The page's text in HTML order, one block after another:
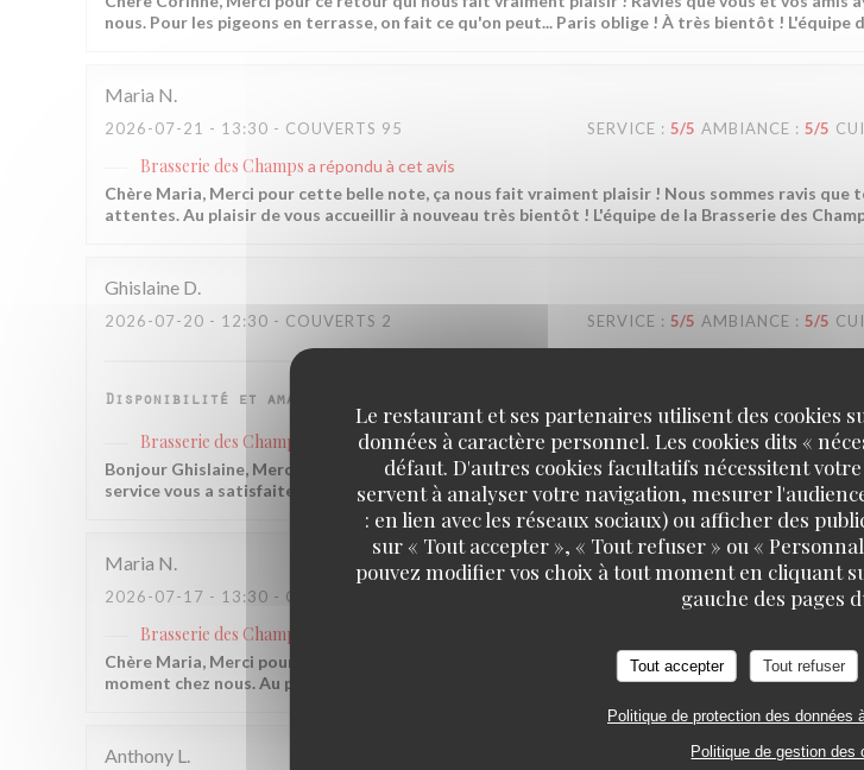
Le restaurant et ses partenaires utilisent des cookies
données à caractère personnel. Les cookies dits «
défaut. D'autres cookies facultatifs nécessitent
servent à analyser votre navigation, mesurer
: en lien avec les réseaux sociaux) ou afficher des
sur « Tout accepter », « Tout refuser » ou «
pouvez modifier vos choix à tout moment en cliquant
gauche des pages
Tout accepter Tout refuser
Politique de protection des données
Politique de gestion des
nous. Pour les pigeons en terrasse, on fait ce qu'on peut... Paris oblige ! À très bientôt ! L'équipe
Maria N
2026-07-21 - 13:30 - COUVERTS 95 SERVICE : 5/5 AMBIANCE : 5/5
Brasserie des Champs a répondu à cet avis
Chère Maria, Merci pour cette belle note, ça nous fait vraiment plaisir ! Nous sommes ravis que
attentes. Au plaisir de vous accueillir à nouveau très bientôt ! L'équipe de la Brasserie des
Ghislaine D
2026-07-20 - 12:30 - COUVERTS 2 SERVICE : 5/5 AMBIANCE : 5/5
Disponibilité et amabilité de l'équipe au service. Rapidité du service.
Brasserie des Champs
a répondu à cet avis
Bonjour Ghislaine, Merci pour ce retour qui nous fait vraiment plaisir ! Savoir que notre équipe
service vous a satisfaite, c'est exactement ce qui nous motive chaque jour. À très bientôt !
Maria N
2026-07-17 - 13:30 - COUVERTS 89 /5 AMBIANCE : 5/5
Brasserie des Champs
Chère Maria, Merci pour cette belle note, ça nous fait vraiment plaisir ! Nous sommes ravis que
moment chez nous. Au plaisir de vous revoir très bientôt ! L'équipe de la Brasserie des Champs
Anthony L